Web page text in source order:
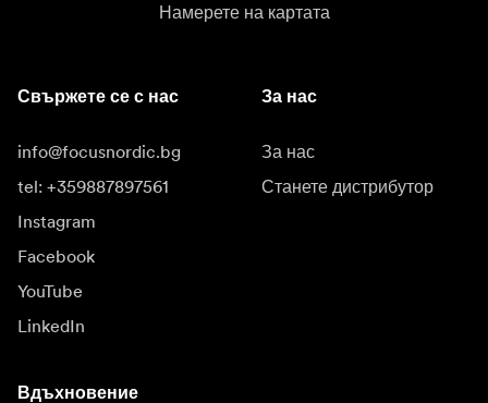
Намерете на картата
Свържете се с нас
info@focusnordic.bg
tel: +359887897561
Instagram
Facebook
YouTube
LinkedIn
За нас
За нас
Станете дистрибутор
Вдъхновение